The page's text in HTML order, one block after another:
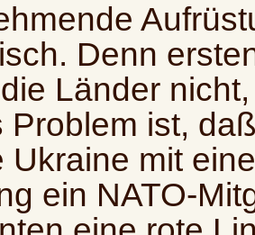
Denn
Länder
Problem ist,
Ukraine mit
ein NATO-